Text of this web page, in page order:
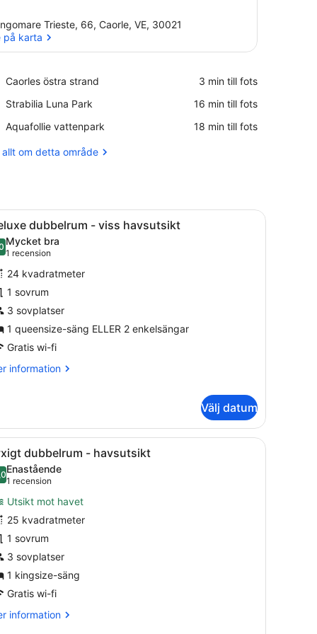
Trieste, 66, Caorle, VE, 30021
på karta
Caorles östra strand
Place,
östra
‪3 min till fots‬
Strabilia Luna Park
Place,
Luna
‪16 min till fots‬
Aquafollie vattenpark
Place,
vattenpark
‪18 min till fots‬
allt om detta område
på väggen.
en stol, en lampa och ett fönster med gardiner.
Ett hotellrum med en säng, ett
5 dubbelrum - viss havsutsikt
av 10
Mycket bra
1 recension
(1 recension)
24 kvadratmeter
1 sovrum
3 sovplatser
1 queensize-säng ELLER 2 enkelsängar
Gratis wi-fi
information
Välj datum
ett skrivbord, en stol, en garderob och en sittgrupp.
Ett modernt hotellrum med en säng, ett
6 dubbelrum - havsutsikt
av 10
Enastående
1 recension
(1 recension)
Utsikt mot havet
25 kvadratmeter
1 sovrum
3 sovplatser
1 kingsize-säng
Gratis wi-fi
information